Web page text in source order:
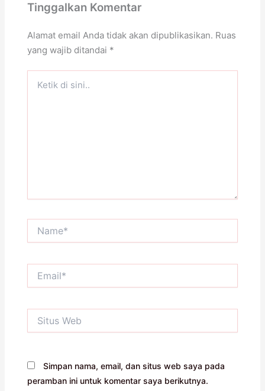
Tinggalkan Komentar
Alamat email Anda tidak akan dipublikasikan. Ruas
yang wajib ditandai *
Web
Simpan nama, email, dan situs web saya pada
peramban ini untuk komentar saya berikutnya.